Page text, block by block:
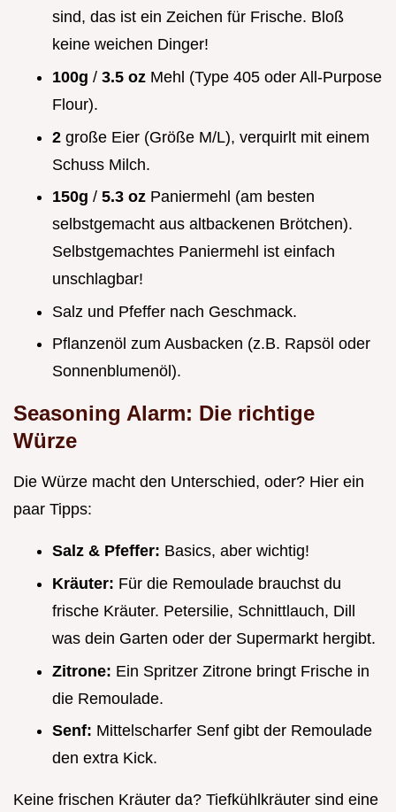
sind, das ist ein Zeichen für Frische. Bloß
keine weichen Dinger!
100g / 3.5 oz Mehl (Type 405 oder All-Purpose
Flour).
2 große Eier (Größe M/L), verquirlt mit einem
Schuss Milch.
150g / 5.3 oz Paniermehl (am besten
selbstgemacht aus altbackenen Brötchen).
Selbstgemachtes Paniermehl ist einfach
unschlagbar!
Salz und Pfeffer nach Geschmack.
Pflanzenöl zum Ausbacken (z.B. Rapsöl oder
Sonnenblumenöl).
Seasoning Alarm: Die richtige
Würze
Die Würze macht den Unterschied, oder? Hier ein
paar Tipps:
Salz & Pfeffer: Basics, aber wichtig!
Kräuter: Für die Remoulade brauchst du
frische Kräuter. Petersilie, Schnittlauch, Dill
was dein Garten oder der Supermarkt hergibt.
Zitrone: Ein Spritzer Zitrone bringt Frische in
die Remoulade.
Senf: Mittelscharfer Senf gibt der Remoulade
den extra Kick.
Keine frischen Kräuter da? Tiefkühlkräuter sind eine